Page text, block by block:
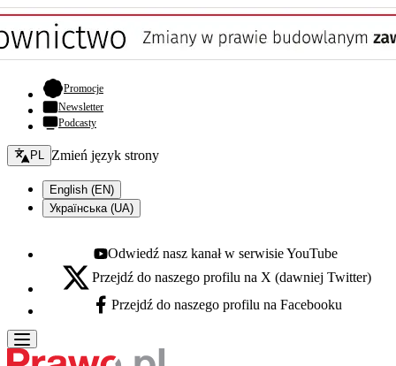
Promocje- otwiera się w nowej karcie
Newsletter
Podcasty
Zmień język - bieżący:
PL Zmień język strony
English (EN)
Українська (UA)
Youtube - otwiera się w nowej karcie
Odwiedź nasz kanał w serwisie YouTube
X - otwiera się w nowej karcie
Przejdź do naszego profilu na X (dawniej Twitter)
Facebook - otwiera się w nowej karcie
Przejdź do naszego profilu na Facebooku